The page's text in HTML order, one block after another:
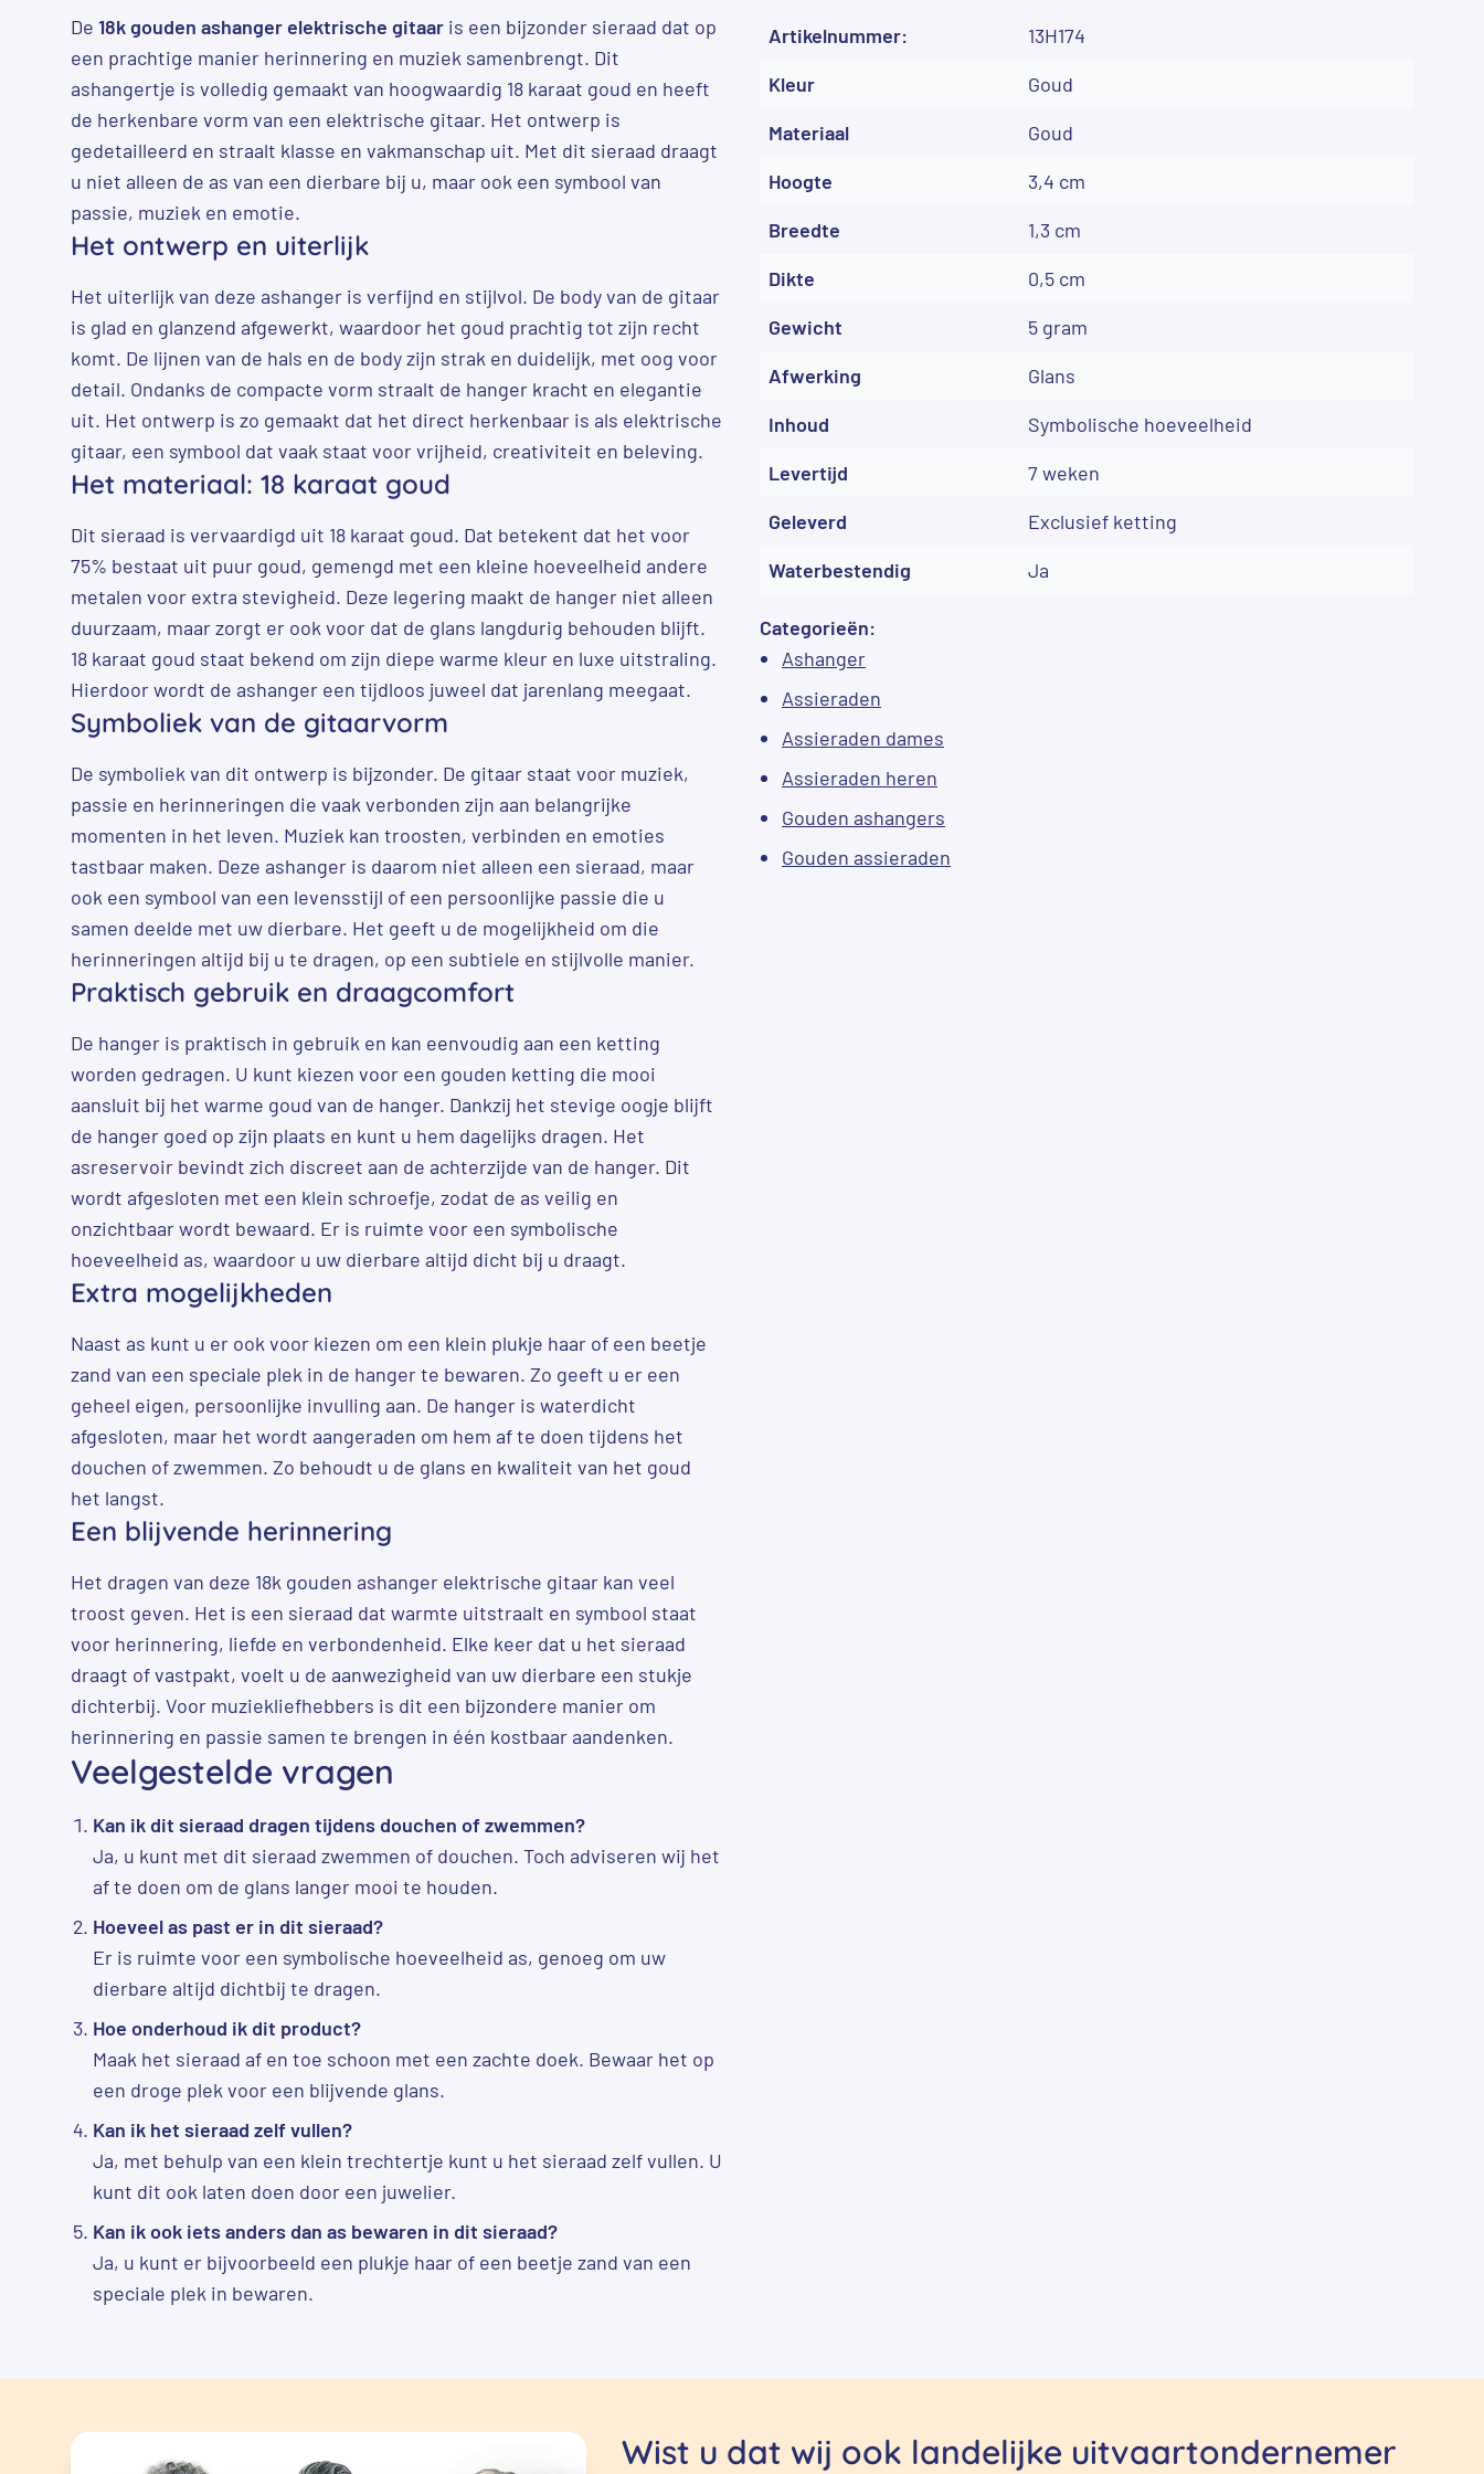
De 18k gouden ashanger elektrische gitaar is een bijzonder sieraad dat op
een prachtige manier herinnering en muziek samenbrengt. Dit
ashangertje is volledig gemaakt van hoogwaardig 18 karaat goud en heeft
de herkenbare vorm van een elektrische gitaar. Het ontwerp is
gedetailleerd en straalt klasse en vakmanschap uit. Met dit sieraad draagt
u niet alleen de as van een dierbare bij u, maar ook een symbool van
passie, muziek en emotie.
Het ontwerp en uiterlijk
Het uiterlijk van deze ashanger is verfijnd en stijlvol. De body van de gitaar
is glad en glanzend afgewerkt, waardoor het goud prachtig tot zijn recht
komt. De lijnen van de hals en de body zijn strak en duidelijk, met oog voor
detail. Ondanks de compacte vorm straalt de hanger kracht en elegantie
uit. Het ontwerp is zo gemaakt dat het direct herkenbaar is als elektrische
gitaar, een symbool dat vaak staat voor vrijheid, creativiteit en beleving.
Het materiaal: 18 karaat goud
Dit sieraad is vervaardigd uit 18 karaat goud. Dat betekent dat het voor
75% bestaat uit puur goud, gemengd met een kleine hoeveelheid andere
metalen voor extra stevigheid. Deze legering maakt de hanger niet alleen
duurzaam, maar zorgt er ook voor dat de glans langdurig behouden blijft.
18 karaat goud staat bekend om zijn diepe warme kleur en luxe uitstraling.
Hierdoor wordt de ashanger een tijdloos juweel dat jarenlang meegaat.
Symboliek van de gitaarvorm
De symboliek van dit ontwerp is bijzonder. De gitaar staat voor muziek,
passie en herinneringen die vaak verbonden zijn aan belangrijke
momenten in het leven. Muziek kan troosten, verbinden en emoties
tastbaar maken. Deze ashanger is daarom niet alleen een sieraad, maar
ook een symbool van een levensstijl of een persoonlijke passie die u
samen deelde met uw dierbare. Het geeft u de mogelijkheid om die
herinneringen altijd bij u te dragen, op een subtiele en stijlvolle manier.
Praktisch gebruik en draagcomfort
De hanger is praktisch in gebruik en kan eenvoudig aan een ketting
worden gedragen. U kunt kiezen voor een gouden ketting die mooi
aansluit bij het warme goud van de hanger. Dankzij het stevige oogje blijft
de hanger goed op zijn plaats en kunt u hem dagelijks dragen. Het
asreservoir bevindt zich discreet aan de achterzijde van de hanger. Dit
wordt afgesloten met een klein schroefje, zodat de as veilig en
onzichtbaar wordt bewaard. Er is ruimte voor een symbolische
hoeveelheid as, waardoor u uw dierbare altijd dicht bij u draagt.
Extra mogelijkheden
Naast as kunt u er ook voor kiezen om een klein plukje haar of een beetje
zand van een speciale plek in de hanger te bewaren. Zo geeft u er een
geheel eigen, persoonlijke invulling aan. De hanger is waterdicht
afgesloten, maar het wordt aangeraden om hem af te doen tijdens het
douchen of zwemmen. Zo behoudt u de glans en kwaliteit van het goud
het langst.
Een blijvende herinnering
Het dragen van deze 18k gouden ashanger elektrische gitaar kan veel
troost geven. Het is een sieraad dat warmte uitstraalt en symbool staat
voor herinnering, liefde en verbondenheid. Elke keer dat u het sieraad
draagt of vastpakt, voelt u de aanwezigheid van uw dierbare een stukje
dichterbij. Voor muziekliefhebbers is dit een bijzondere manier om
herinnering en passie samen te brengen in één kostbaar aandenken.
Veelgestelde vragen
Kan ik dit sieraad dragen tijdens douchen of zwemmen?
Ja, u kunt met dit sieraad zwemmen of douchen. Toch adviseren wij het
af te doen om de glans langer mooi te houden.
Hoeveel as past er in dit sieraad?
Er is ruimte voor een symbolische hoeveelheid as, genoeg om uw
dierbare altijd dichtbij te dragen.
Hoe onderhoud ik dit product?
Maak het sieraad af en toe schoon met een zachte doek. Bewaar het op
een droge plek voor een blijvende glans.
Kan ik het sieraad zelf vullen?
Ja, met behulp van een klein trechtertje kunt u het sieraad zelf vullen. U
kunt dit ook laten doen door een juwelier.
Kan ik ook iets anders dan as bewaren in dit sieraad?
Ja, u kunt er bijvoorbeeld een plukje haar of een beetje zand van een
speciale plek in bewaren.
Artikelnummer:
13H174
Kleur
Goud
Materiaal
Goud
Hoogte
3,4 cm
Breedte
1,3 cm
Dikte
0,5 cm
Gewicht
5 gram
Afwerking
Glans
Inhoud
Symbolische hoeveelheid
Levertijd
7 weken
Geleverd
Exclusief ketting
Waterbestendig
Ja
Categorieën:
Ashanger
Assieraden
Assieraden dames
Assieraden heren
Gouden ashangers
Gouden assieraden
Wist u dat wij ook landelijke uitvaartondernemer